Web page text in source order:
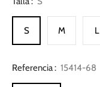
S M L
Referencia : 15414-68